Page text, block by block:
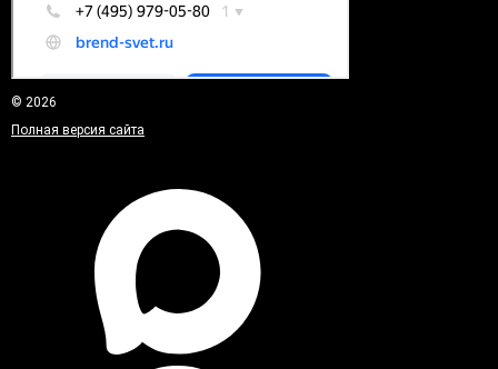
© 2026
Полная версия сайта